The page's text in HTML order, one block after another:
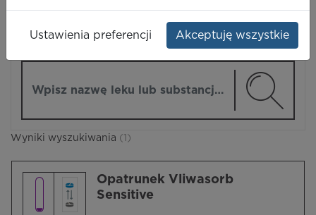
Wyniki wyszukiwania (1)
Opatrunek Vliwasorb
Sensitive
Ustawienia preferencji Akceptuję wszystkie